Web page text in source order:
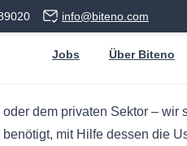
info@biteno.com
Jobs Über Biteno
dem privaten Sektor – wir
mit Hilfe dessen die